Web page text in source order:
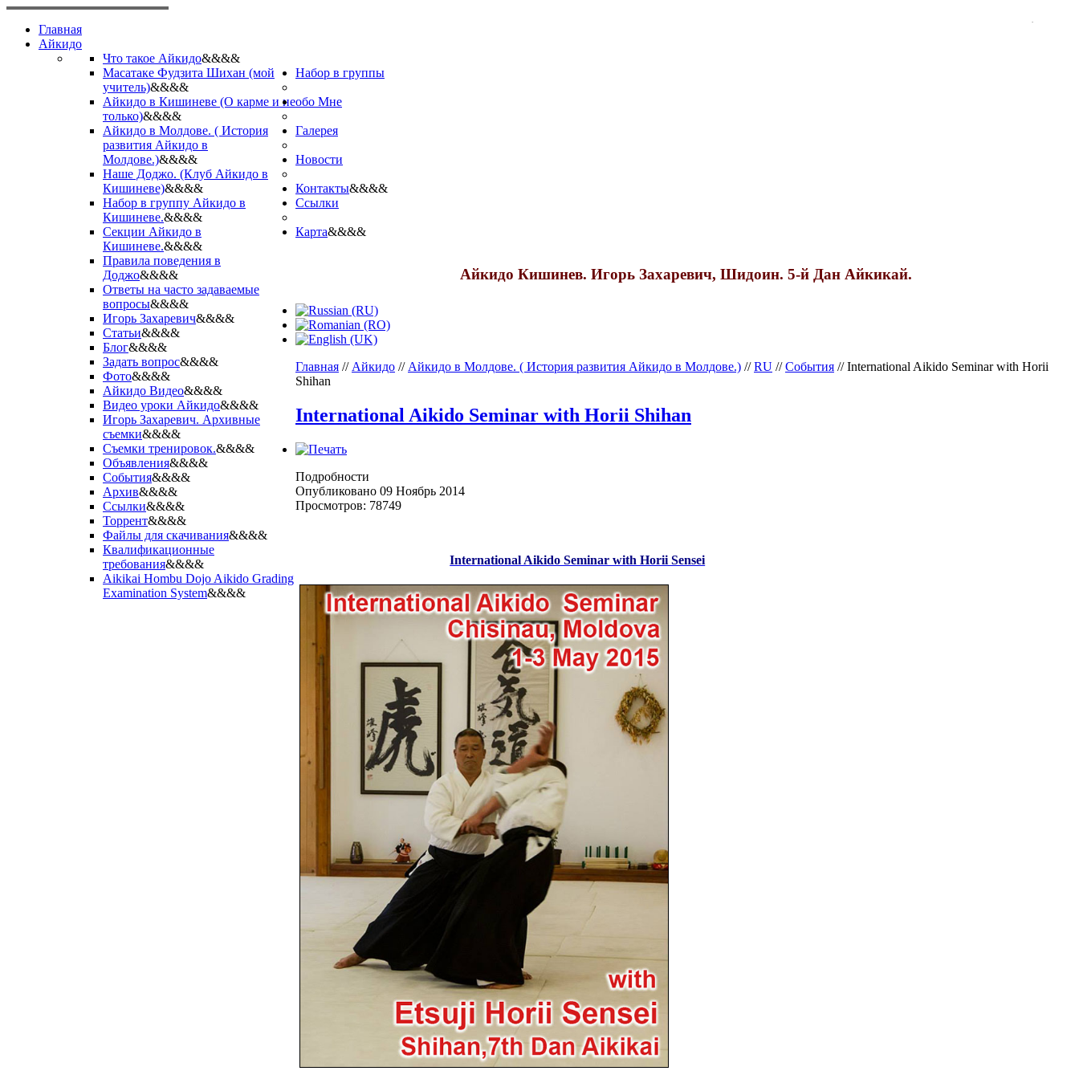
.
Главная
Айкидо
Что такое Айкидо&&&&
Масатаке Фудзита Шихан (мой
учитель)&&&&
Айкидо в Кишиневе (О карме и не
только)&&&&
Айкидо в Молдове. ( История
развития Айкидо в
Молдове.)&&&&
Наше Доджо. (Клуб Айкидо в
Кишиневе)&&&&
Набор в группы
Набор в группу Айкидо в
Кишиневе.&&&&
Секции Айкидо в
Кишиневе.&&&&
Правила поведения в
Доджо&&&&
Ответы на часто задаваемые
вопросы&&&&
обо Мне
Игорь Захаревич&&&&
Статьи&&&&
Блог&&&&
Задать вопрос&&&&
Галерея
Фото&&&&
Айкидо Видео&&&&
Видео уроки Айкидо&&&&
Игорь Захаревич. Архивные
съемки&&&&
Съемки тренировок.&&&&
Новости
Объявления&&&&
События&&&&
Архив&&&&
Контакты&&&&
Ссылки
Ссылки&&&&
Торрент&&&&
Файлы для скачивания&&&&
Квалификационные
требования&&&&
Aikikai Hombu Dojo Aikido Grading
Examination System&&&&
Карта&&&&
Айкидо Кишинев. Игорь Захаревич, Шидоин. 5-й Дан Айкикай.
Главная // Айкидо // Айкидо в Молдове. ( История развития Айкидо в Молдове.) //RU //События //International Aikido Seminar with Horii
Shihan
International Aikido Seminar with Horii Shihan
Подробности
Опубликовано 09 Ноябрь 2014
Просмотров: 78749
International Aikido Seminar with Horii Sensei